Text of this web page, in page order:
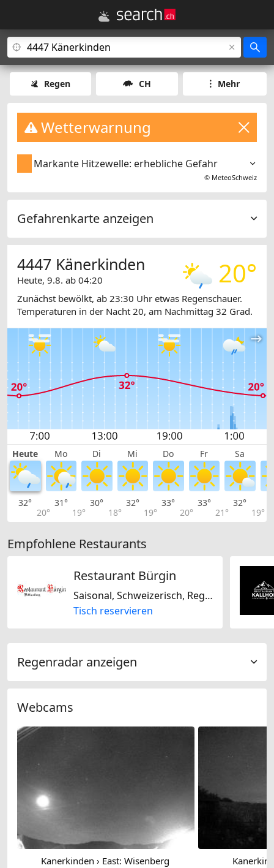
Regen CH Mehr
Wetterwarnung
Markante Hitzewelle: erhebliche Gefahr
© MeteoSchweiz
Gefahrenkarte anzeigen
20°
4447 Känerkinden
Heute, 9.8. ab 04:20
Zunächst bewölkt, ab 23:30 Uhr etwas Regenschauer.
Temperaturen in der Nacht 20, am Nachmittag 32 Grad.
Heute Mo Di Mi Do Fr Sa
32°
20°
31°
19°
30°
18°
32°
19°
33°
20°
33°
21°
32°
19°
Empfohlene Restaurants
Restaurant Bürgin
Saisonal, Schweizerisch, Regional, Glutenfrei, Laktosefrei
Tisch reservieren
Regenradar anzeigen
Webcams
Kanerkinden › East: Wisenberg